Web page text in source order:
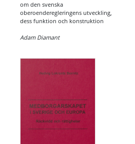
om den svenska
oberoenderegleringens utveckling,
dess funktion och konstruktion
Adam Diamant